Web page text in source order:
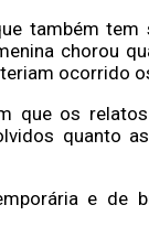
também
chorou
ocorrido
que os
quanto
e de